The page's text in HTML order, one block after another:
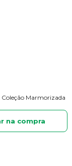
Marmorizada
na compra